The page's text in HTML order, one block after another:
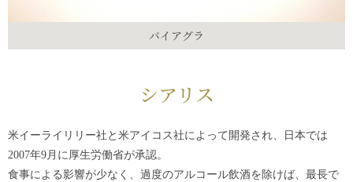
バイアグラ
シアリス
米イーライリリー社と米アイコス社によって開発され、日本では
2007年9月に厚生労働省が承認。
食事による影響が少なく、過度のアルコール飲酒を除けば、最長で